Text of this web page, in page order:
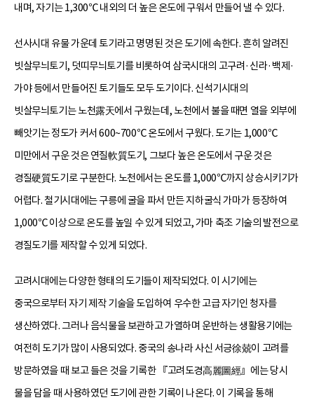
내며, 자기는 1,300℃ 내외의 더 높은 온도에 구워서 만들어 낼 수 있다.
선사시대 유물 가운데 토기라고 명명된 것은 도기에 속한다. 흔히 알려진
빗살무늬토기, 덧띠무늬토기를 비롯하여 삼국시대의 고구려·신라·백제·
가야 등에서 만들어진 토기들도 모두 도기이다. 신석기시대의
빗살무늬토기는 노천露天에서 구웠는데, 노천에서 불을 때면 열을 외부에
빼앗기는 정도가 커서 600~700℃ 온도에서 구웠다. 도기는 1,000℃
미만에서 구운 것은 연질軟質도기, 그보다 높은 온도에서 구운 것은
경질硬質도기로 구분한다. 노천에서는 온도를 1,000℃까지 상승시키기가
어렵다. 철기시대에는 구릉에 굴을 파서 만든 지하굴식 가마가 등장하여
1,000℃ 이상으로 온도를 높일 수 있게 되었고, 가마 축조 기술의 발전으로
경질도기를 제작할 수 있게 되었다.
고려시대에는 다양한 형태의 도기들이 제작되었다. 이 시기에는
중국으로부터 자기 제작 기술을 도입하여 우수한 고급 자기인 청자를
생산하였다. 그러나 음식물을 보관하고 가열하며 운반하는 생활용기에는
여전히 도기가 많이 사용되었다. 중국의 송나라 사신 서긍徐兢이 고려를
방문하였을 때 보고 들은 것을 기록한 『고려도경高麗圖經』에는 당시
물을 담을 때 사용하였던 도기에 관한 기록이 나온다. 이 기록을 통해